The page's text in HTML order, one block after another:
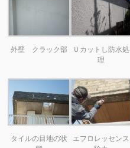
外壁 クラック部
Ｕカットし防水処
理
タイルの目地の状
エフロレッセンス